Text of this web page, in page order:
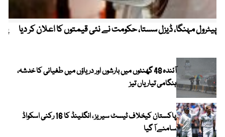
پیٹرول مہنگا، ڈیزل سستا، حکومت نے نئی قیمتوں کا اعلان کر دیا
آئندہ 48 گھنٹوں میں بارشوں اور دریاؤں میں طغیانی کا خدشہ،
ہنگامی تیاریاں تیز
پاکستان کیخلاف ٹیسٹ سیریز ، انگلینڈ کا 16 رکنی اسکواڈ
سامنے آ گیا